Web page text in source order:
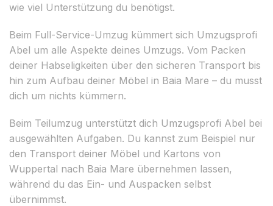
wie viel Unterstützung du benötigst.
Beim Full-Service-Umzug kümmert sich Umzugsprofi
Abel um alle Aspekte deines Umzugs. Vom Packen
deiner Habseligkeiten über den sicheren Transport bis
hin zum Aufbau deiner Möbel in Baia Mare – du musst
dich um nichts kümmern.
Beim Teilumzug unterstützt dich Umzugsprofi Abel bei
ausgewählten Aufgaben. Du kannst zum Beispiel nur
den Transport deiner Möbel und Kartons von
Wuppertal nach Baia Mare übernehmen lassen,
während du das Ein- und Auspacken selbst
übernimmst.